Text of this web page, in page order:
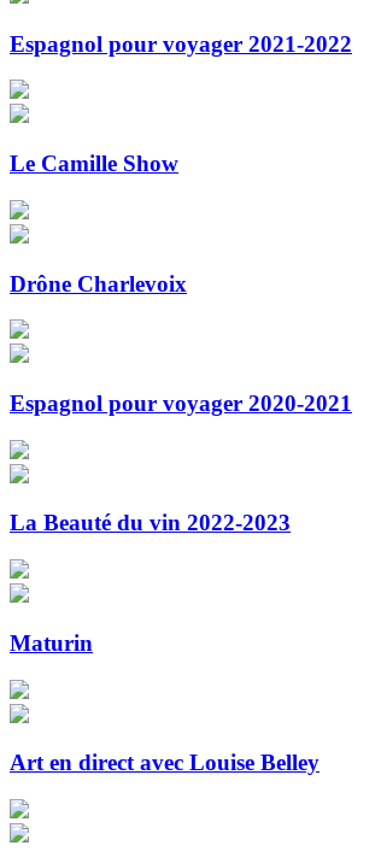
Espagnol pour voyager 2021-2022
Le Camille Show
Drône Charlevoix
Espagnol pour voyager 2020-2021
La Beauté du vin 2022-2023
Maturin
Art en direct avec Louise Belley